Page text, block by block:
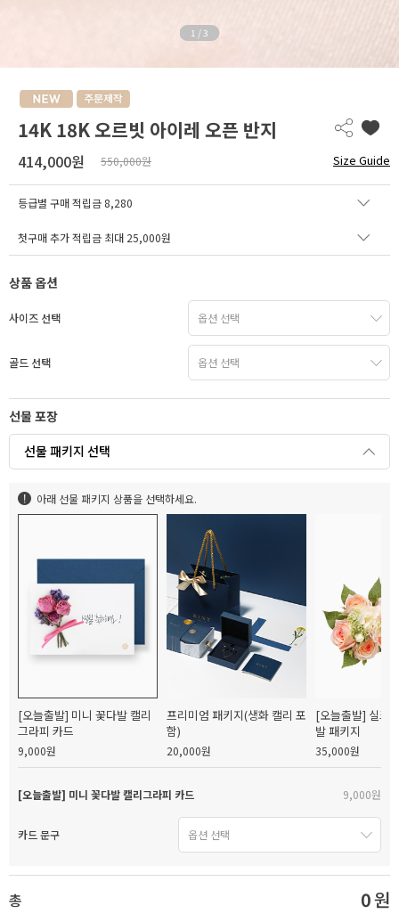
1 / 3
14K 18K 오르빗 아이레 오픈 반지
414,000원 550,000원 Size Guide
등급별 구매 적립금 8,280
첫구매 추가 적립금 최대 25,000원
상품 옵션
사이즈 선택
골드 선택
선물 포장
선물 패키지 선택
아래 선물 패키지 상품을 선택하세요.
[오늘출발] 미니 꽃다발 캘리
그라피 카드
9,000원
프리미엄 패키지(생화 캘리 포
함)
20,000원
[오늘출발] 실크
발 패키지
35,000원
[오늘출발] 미니 꽃다발 캘리그라피 카드 9,000원
카드 문구
총 0원